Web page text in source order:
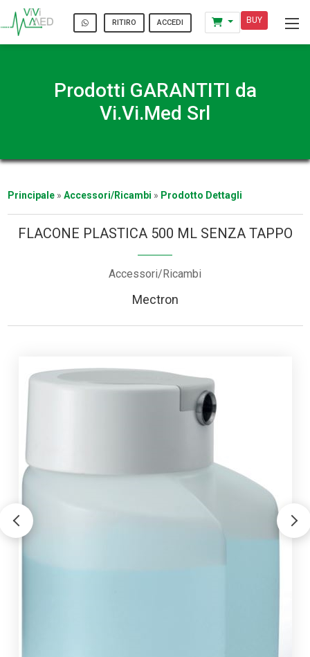
RITIRO ACCEDI BUY
Prodotti GARANTITI da
Vi.Vi.Med Srl
Principale» Accessori/Ricambi » Prodotto Dettagli
FLACONE PLASTICA 500 ML SENZA TAPPO
Accessori/Ricambi
Mectron